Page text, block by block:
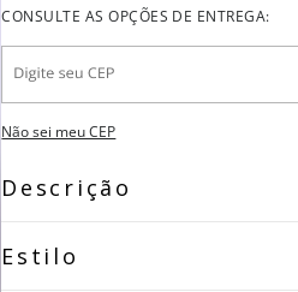
Não sei meu CEP
Descrição
Estilo